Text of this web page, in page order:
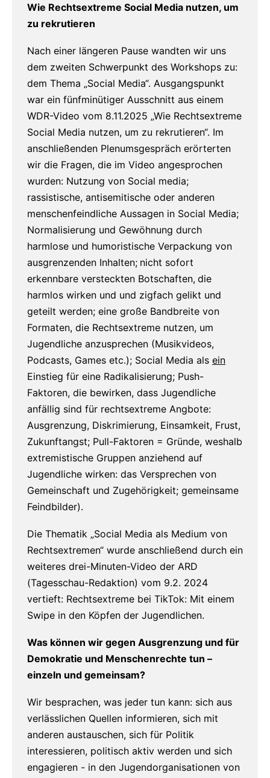
Wie Rechtsextreme Social Media nutzen, um
zu rekrutieren
Nach einer längeren Pause wandten wir uns
dem zweiten Schwerpunkt des Workshops zu:
dem Thema „Social Media“. Ausgangspunkt
war ein fünfminütiger Ausschnitt aus einem
WDR-Video vom 8.11.2025 „Wie Rechtsextreme
Social Media nutzen, um zu rekrutieren“. Im
anschließenden Plenumsgespräch erörterten
wir die Fragen, die im Video angesprochen
wurden: Nutzung von Social media;
rassistische, antisemitische oder anderen
menschenfeindliche Aussagen in Social Media;
Normalisierung und Gewöhnung durch
harmlose und humoristische Verpackung von
ausgrenzenden Inhalten; nicht sofort
erkennbare versteckten Botschaften, die
harmlos wirken und und zigfach gelikt und
geteilt werden; eine große Bandbreite von
Formaten, die Rechtsextreme nutzen, um
Jugendliche anzusprechen (Musikvideos,
Podcasts, Games etc.); Social Media als ein
Einstieg für eine Radikalisierung; Push-
Faktoren, die bewirken, dass Jugendliche
anfällig sind für rechtsextreme Angbote:
Ausgrenzung, Diskrimierung, Einsamkeit, Frust,
Zukunftangst; Pull-Faktoren = Gründe, weshalb
extremistische Gruppen anziehend auf
Jugendliche wirken: das Versprechen von
Gemeinschaft und Zugehörigkeit; gemeinsame
Feindbilder).
Die Thematik „Social Media als Medium von
Rechtsextremen“ wurde anschließend durch ein
weiteres drei-Minuten-Video der ARD
(Tagesschau-Redaktion) vom 9.2. 2024
vertieft: Rechtsextreme bei TikTok: Mit einem
Swipe in den Köpfen der Jugendlichen.
Was können wir gegen Ausgrenzung und für
Demokratie und Menschenrechte tun –
einzeln und gemeinsam?
Wir besprachen, was jeder tun kann: sich aus
verlässlichen Quellen informieren, sich mit
anderen austauschen, sich für Politik
interessieren, politisch aktiv werden und sich
engagieren - in den Jugendorganisationen von